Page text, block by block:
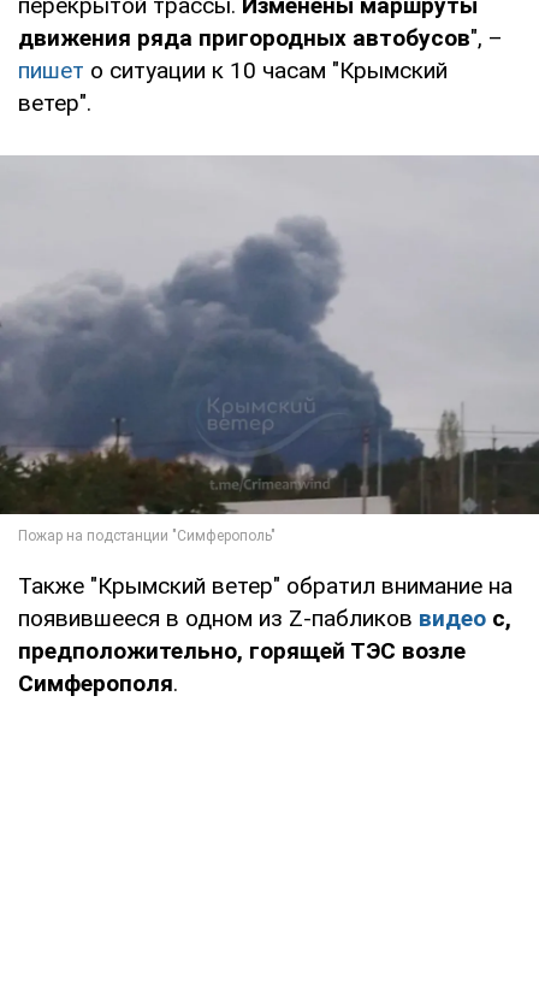
движения ряда пригородных автобусов", –
пишет о ситуации к 10 часам "Крымский
ветер".
Также "Крымский ветер" обратил внимание на
появившееся в одном из Z-пабликов видео с,
предположительно, горящей ТЭС возле
Симферополя.